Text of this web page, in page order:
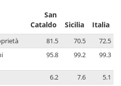
San
Cataldo
Sicilia Italia
81.5 70.5
72.5
95.8 99.2 99.3
6.2 7.6
5.1